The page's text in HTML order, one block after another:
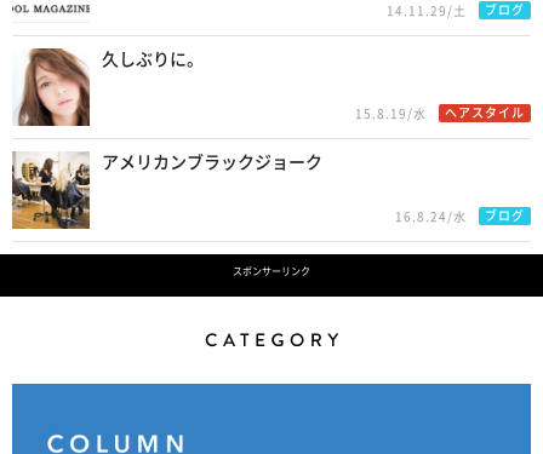
14.11.29/土 ブログ
久しぶりに。
15.8.19/水 ヘアスタイル
アメリカンブラックジョーク
16.8.24/水 ブログ
スポンサーリンク